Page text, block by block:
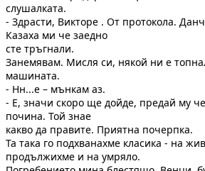
слушалката.
- Здрасти, Викторе . От протокола.
Казаха ми че заедно
сте тръгнали.
Занемявам. Мисля си, някой ни е
машината.
- Нн...е – мънкам аз.
- Е, значи скоро ще дойде, предай му
почина. Той знае
какво да правите. Приятна почерпка.
Та така го подхванахме класика - на
продължихме и на умряло.